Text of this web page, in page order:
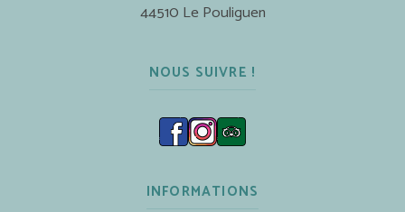
44510 Le Pouliguen
NOUS SUIVRE !
INFORMATIONS